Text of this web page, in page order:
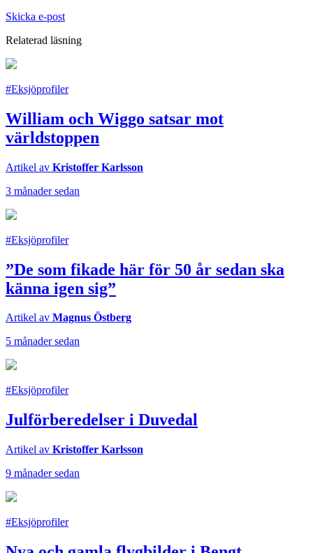
Skicka e-post
Relaterad läsning
#Eksjöprofiler
William och Wiggo satsar mot
världstoppen
Artikel av Kristoffer Karlsson
3 månader sedan
#Eksjöprofiler
”De som fikade här för 50 år sedan ska
känna igen sig”
Artikel av Magnus Östberg
5 månader sedan
#Eksjöprofiler
Julförberedelser i Duvedal
Artikel av Kristoffer Karlsson
9 månader sedan
#Eksjöprofiler